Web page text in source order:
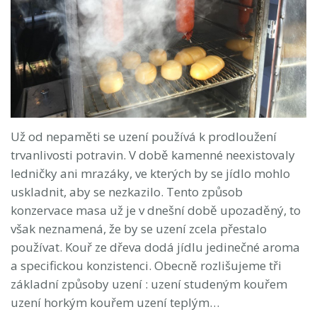
Už od nepaměti se uzení používá k prodloužení
trvanlivosti potravin. V době kamenné neexistovaly
ledničky ani mrazáky, ve kterých by se jídlo mohlo
uskladnit, aby se nezkazilo. Tento způsob
konzervace masa už je v dnešní době upozaděný, to
však neznamená, že by se uzení zcela přestalo
používat. Kouř ze dřeva dodá jídlu jedinečné aroma
a specifickou konzistenci. Obecně rozlišujeme tři
základní způsoby uzení : uzení studeným kouřem
uzení horkým kouřem uzení teplým…